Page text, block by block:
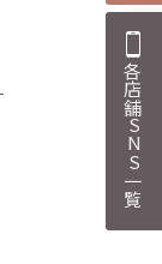
各店舗SNS一覧